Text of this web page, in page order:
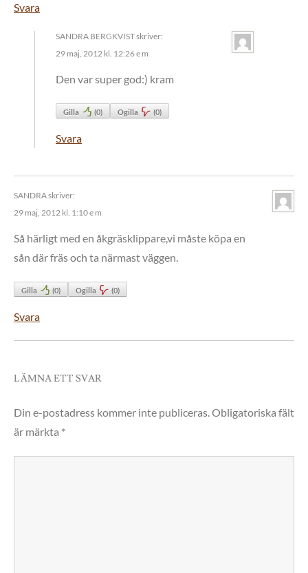
Svara
SANDRA BERGKVISTskriver:
29 maj, 2012 kl. 12:26 e m
Den var super god:) kram
Gilla (0) Ogilla (0)
Svara
SANDRAskriver:
29 maj, 2012 kl. 1:10 e m
Så härligt med en åkgräsklippare,vi måste köpa en
sån där fräs och ta närmast väggen.
Gilla (0) Ogilla (0)
Svara
LÄMNA ETT SVAR
Din e-postadress kommer inte publiceras.Obligatoriska fält
är märkta *